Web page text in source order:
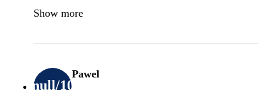
Show more
null/10
Pawel